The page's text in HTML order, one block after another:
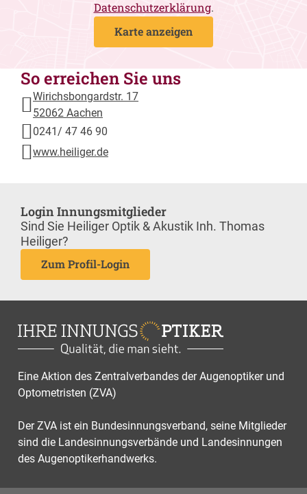
Datenschutzerklärung.
Karte anzeigen
So erreichen Sie uns
Wirichsbongardstr. 17
52062 Aachen
0241/ 47 46 90
www.heiliger.de
Login Innungsmitglieder
Sind Sie Heiliger Optik & Akustik Inh. Thomas
Heiliger?
Zum Profil-Login
Eine Aktion des Zentralverbandes der Augenoptiker und
Optometristen (ZVA)
Der ZVA ist ein Bundesinnungsverband, seine Mitglieder
sind die Landesinnungsverbände und Landesinnungen
des Augenoptikerhandwerks.